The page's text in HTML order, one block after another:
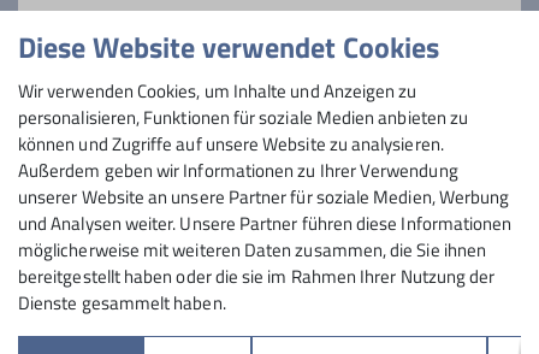
Details
Maximale Teilnehmeranzahl
15
Sektion
Diese Website verwendet Cookies
Wir verwenden Cookies, um Inhalte und Anzeigen zu
personalisieren, Funktionen für soziale Medien anbieten zu
können und Zugriffe auf unsere Website zu analysieren.
Außerdem geben wir Informationen zu Ihrer Verwendung
unserer Website an unsere Partner für soziale Medien, Werbung
und Analysen weiter. Unsere Partner führen diese Informationen
möglicherweise mit weiteren Daten zusammen, die Sie ihnen
bereitgestellt haben oder die sie im Rahmen Ihrer Nutzung der
Dienste gesammelt haben.